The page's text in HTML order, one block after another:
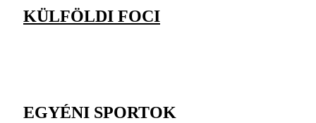
KÜLFÖLDI FOCI
EGYÉNI SPORTOK